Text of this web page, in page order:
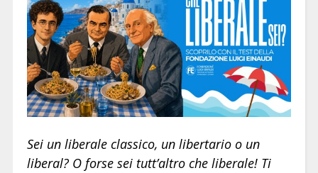
Sei un liberale classico, un libertario o un
liberal? O forse sei tutt’altro che liberale! Ti